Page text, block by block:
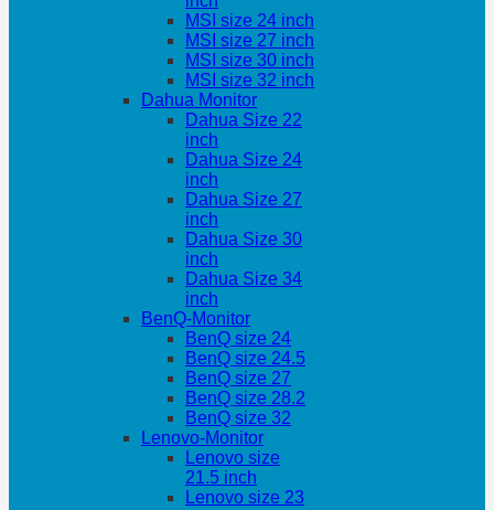
MSI size 24 inch
MSI size 27 inch
MSI size 30 inch
MSI size 32 inch
Dahua Monitor
Dahua Size 22
inch
Dahua Size 24
inch
Dahua Size 27
inch
Dahua Size 30
inch
Dahua Size 34
inch
BenQ-Monitor
BenQ size 24
BenQ size 24.5
BenQ size 27
BenQ size 28.2
BenQ size 32
Lenovo-Monitor
Lenovo size
21.5 inch
Lenovo size 23